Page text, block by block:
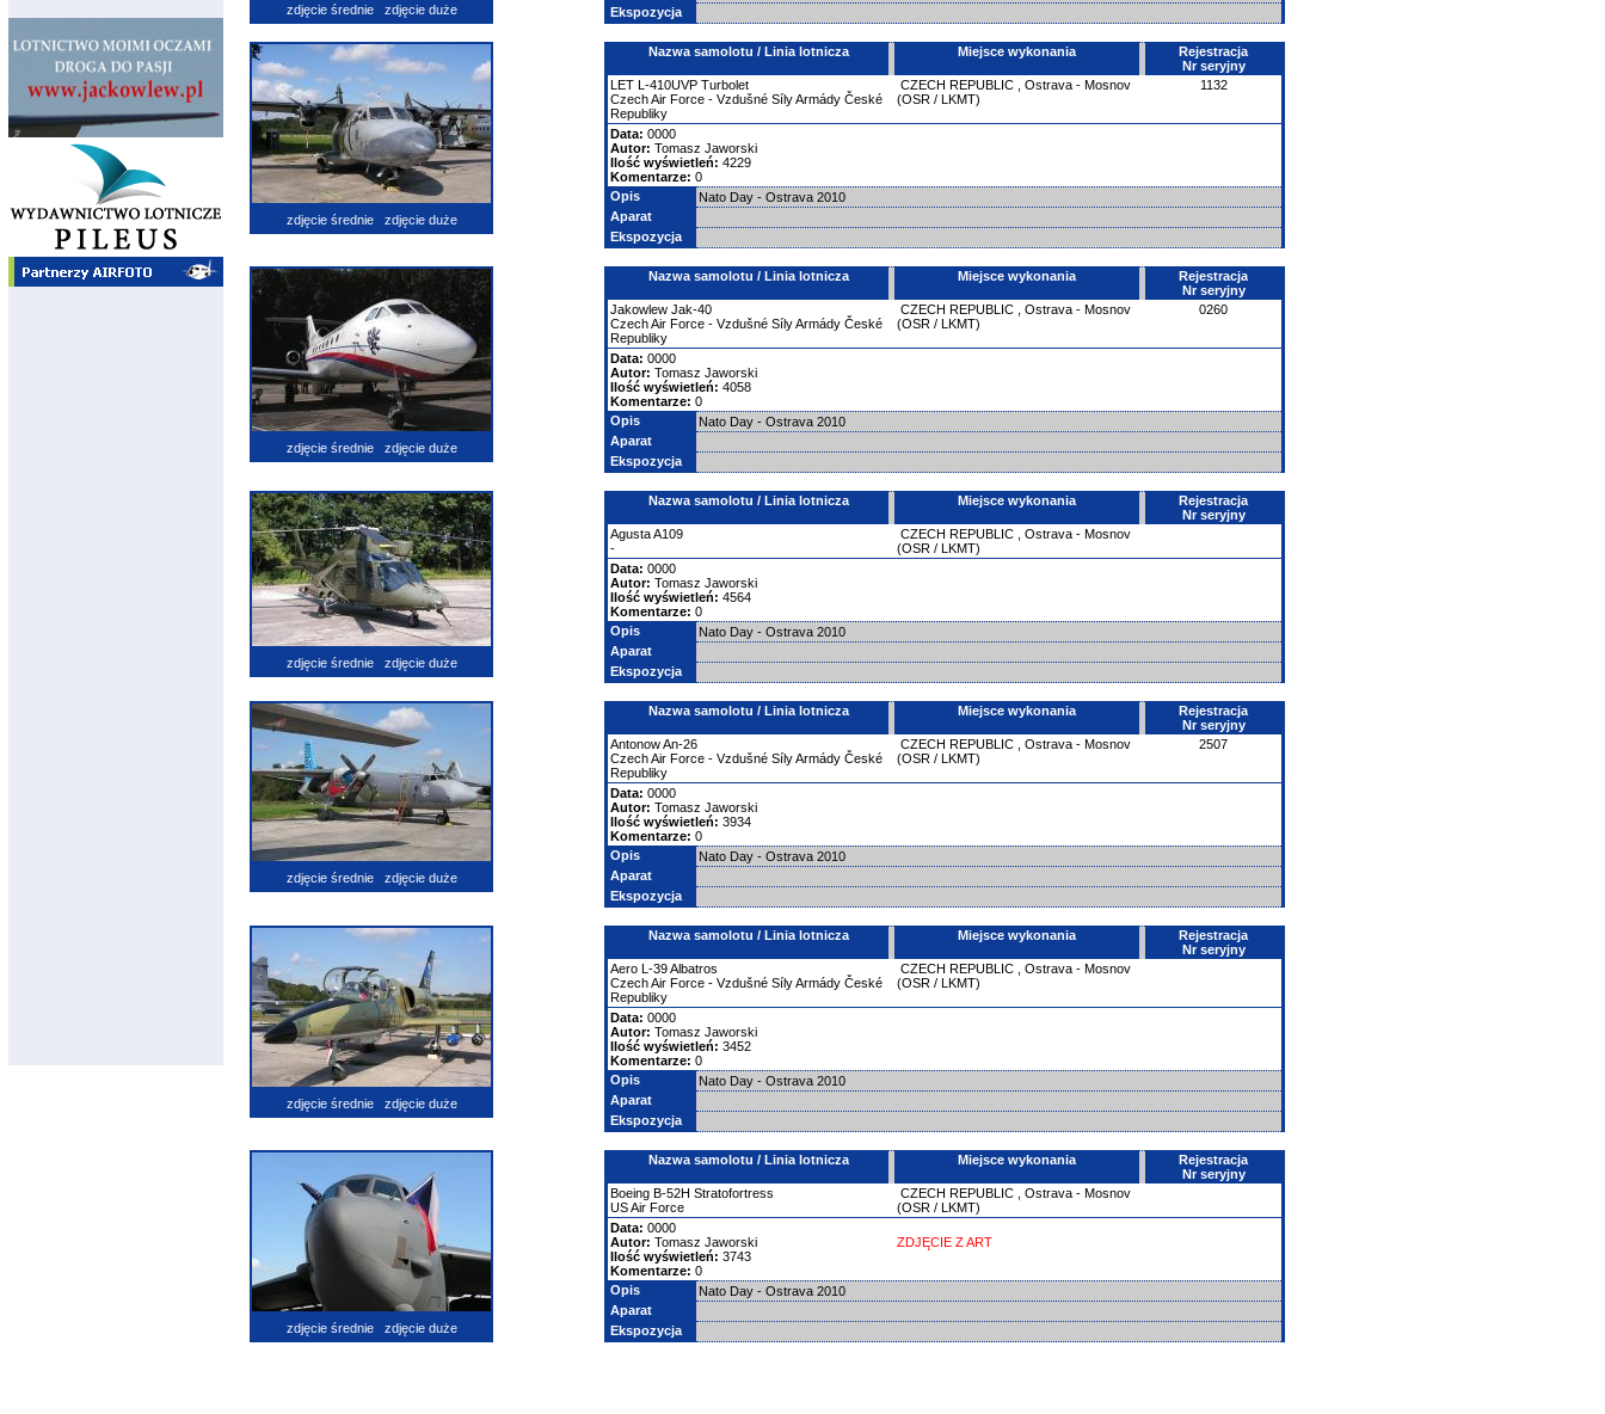
zdjęcie średnie zdjęcie duże
Ekspozycja
zdjęcie średnie zdjęcie duże
Nazwa samolotu / Linia lotnicza Miejsce wykonania
Rejestracja
Nr seryjny
LET L-410UVP Turbolet
Czech Air Force - Vzdušné Síly Armády České
Republiky
CZECH REPUBLIC
Ostrava - Mosnov
(OSR / LKMT)
1132
Data: 0000
Autor: Tomasz Jaworski
Ilość wyświetleń: 4229
Komentarze: 0
Opis
Nato Day - Ostrava 2010
Aparat
Ekspozycja
zdjęcie średnie zdjęcie duże
Nazwa samolotu / Linia lotnicza Miejsce wykonania
Rejestracja
Nr seryjny
Jakowlew Jak-40
Czech Air Force - Vzdušné Síly Armády České
Republiky
CZECH REPUBLIC
Ostrava - Mosnov
(OSR / LKMT)
0260
Data: 0000
Autor: Tomasz Jaworski
Ilość wyświetleń: 4058
Komentarze: 0
Opis
Nato Day - Ostrava 2010
Aparat
Ekspozycja
zdjęcie średnie zdjęcie duże
Nazwa samolotu / Linia lotnicza Miejsce wykonania
Rejestracja
Nr seryjny
AgustaA109
-
CZECH REPUBLIC
Ostrava - Mosnov
(OSR / LKMT)
Data: 0000
Autor: Tomasz Jaworski
Ilość wyświetleń: 4564
Komentarze: 0
Opis
Nato Day - Ostrava 2010
Aparat
Ekspozycja
zdjęcie średnie zdjęcie duże
Nazwa samolotu / Linia lotnicza Miejsce wykonania
Rejestracja
Nr seryjny
AntonowAn-26
Czech Air Force - Vzdušné Síly Armády České
Republiky
CZECH REPUBLIC
Ostrava - Mosnov
(OSR / LKMT)
2507
Data: 0000
Autor: Tomasz Jaworski
Ilość wyświetleń: 3934
Komentarze: 0
Opis
Nato Day - Ostrava 2010
Aparat
Ekspozycja
zdjęcie średnie zdjęcie duże
Nazwa samolotu / Linia lotnicza Miejsce wykonania
Rejestracja
Nr seryjny
Aero L-39 Albatros
Czech Air Force - Vzdušné Síly Armády České
Republiky
CZECH REPUBLIC
Ostrava - Mosnov
(OSR / LKMT)
Data: 0000
Autor: Tomasz Jaworski
Ilość wyświetleń: 3452
Komentarze: 0
Opis
Nato Day - Ostrava 2010
Aparat
Ekspozycja
zdjęcie średnie zdjęcie duże
Nazwa samolotu / Linia lotnicza Miejsce wykonania
Rejestracja
Nr seryjny
Boeing B-52H Stratofortress
US Air Force
CZECH REPUBLIC
Ostrava - Mosnov
(OSR / LKMT)
Data: 0000
Autor: Tomasz Jaworski
Ilość wyświetleń: 3743
Komentarze: 0
ZDJĘCIE Z ART
Opis
Nato Day - Ostrava 2010
Aparat
Ekspozycja